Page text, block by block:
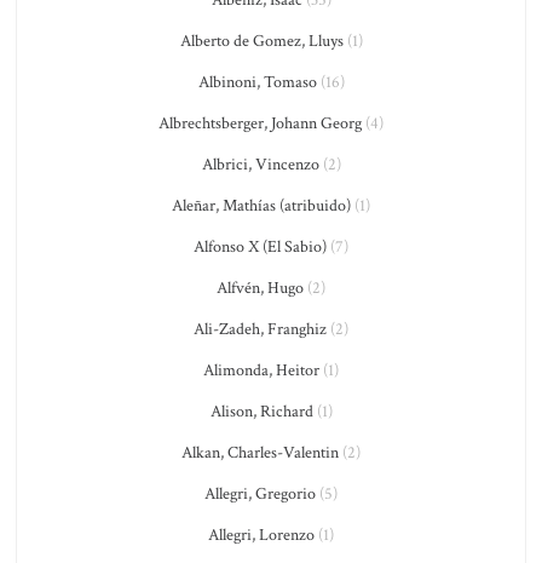
Alberto de Gomez, Lluys(1)
Albinoni, Tomaso(16)
Albrechtsberger, Johann Georg (4)
Albrici, Vincenzo(2)
Aleñar, Mathías (atribuido) (1)
Alfonso X (El Sabio) (7)
Alfvén, Hugo (2)
Ali-Zadeh, Franghiz (2)
Alimonda, Heitor (1)
Alison, Richard(1)
Alkan, Charles-Valentin (2)
Allegri, Gregorio (5)
Allegri, Lorenzo (1)